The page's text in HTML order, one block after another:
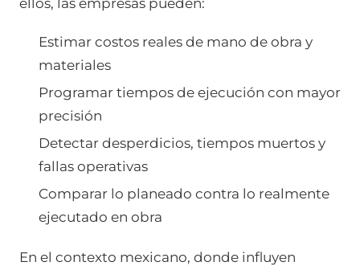
ellos, las empresas pueden:
Estimar costos reales de mano de obra y
materiales
Programar tiempos de ejecución con mayor
precisión
Detectar desperdicios, tiempos muertos y
fallas operativas
Comparar lo planeado contra lo realmente
ejecutado en obra
En el contexto mexicano, donde influyen